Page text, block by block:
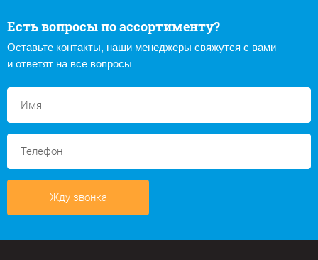
Есть вопросы по ассортименту?
Оставьте контакты, наши менеджеры свяжутся с вами
и ответят на все вопросы
Жду звонка